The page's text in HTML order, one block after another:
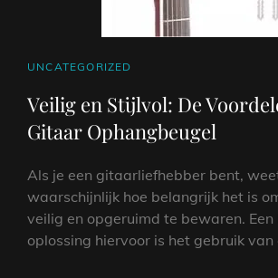
CAT
UNCATEGORIZED
Veilig en Stijlvol: De
Gitaar Ophangbeugel
Als je een gitaarliefhebber bent,
waarschijnlijk hoe belangrijk het is
veilig en opgeruimd te bewaren. Een
oplossing hiervoor is het gebruik